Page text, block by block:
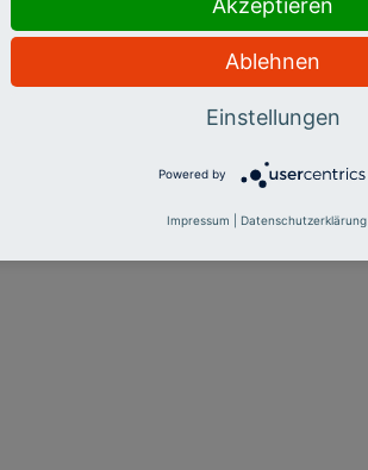
Akzeptieren
Ablehnen
Einstellungen
Powered by
Impressum Datenschutzerklärung